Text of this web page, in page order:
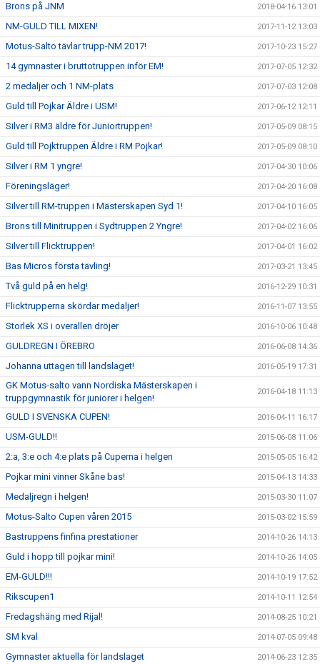
Brons på JNM 2018-04-16 13:01
NM-GULD TILL MIXEN! 2017-11-12 13:03
Motus-Salto tävlar trupp-NM 2017! 2017-10-23 15:27
14 gymnaster i bruttotruppen inför EM! 2017-07-05 12:32
2 medaljer och 1 NM-plats 2017-07-03 12:08
Guld till Pojkar Äldre i USM! 2017-06-12 12:11
Silver i RM3 äldre för Juniortruppen! 2017-05-09 08:15
Guld till Pojktruppen Äldre i RM Pojkar! 2017-05-09 08:10
Silver i RM 1 yngre! 2017-04-30 10:06
Föreningsläger! 2017-04-20 16:08
Silver till RM-truppen i Mästerskapen Syd 1! 2017-04-10 16:05
Brons till Minitruppen i Sydtruppen 2 Yngre! 2017-04-02 16:06
Silver till Flicktruppen! 2017-04-01 16:02
Bas Micros första tävling! 2017-03-21 13:45
Två guld på en helg! 2016-12-29 10:31
Flicktrupperna skördar medaljer! 2016-11-07 13:55
Storlek XS i overallen dröjer 2016-10-06 10:48
GULDREGN I ÖREBRO 2016-06-08 14:36
Johanna uttagen till landslaget! 2016-05-19 17:31
GK Motus-salto vann Nordiska Mästerskapen i
truppgymnastik för juniorer i helgen!
2016-04-18 11:13
GULD I SVENSKA CUPEN! 2016-04-11 16:17
USM-GULD!! 2015-06-08 11:06
2:a, 3:e och 4:e plats på Cuperna i helgen 2015-05-05 16:42
Pojkar mini vinner Skåne bas! 2015-04-13 14:33
Medaljregn i helgen! 2015-03-30 11:07
Motus-Salto Cupen våren 2015 2015-03-02 15:59
Bastruppens finfina prestationer 2014-10-26 14:13
Guld i hopp till pojkar mini! 2014-10-26 14:05
EM-GULD!!! 2014-10-19 17:52
Rikscupen1 2014-10-11 12:54
Fredagshäng med Rijal! 2014-08-25 10:21
SM kval 2014-07-05 09:48
Gymnaster aktuella för landslaget 2014-06-23 12:35